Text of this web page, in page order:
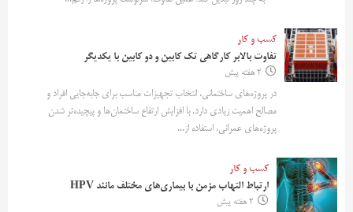
کسب و کار
تفاوت بالابر کارگاهی تک کابین و دو کابین با یکدیگر
2 هفته پیش
در پروژه‌های ساختمانی، انتخاب تجهیزات مناسب برای جابه‌جایی افراد و
مصالح اهمیت زیادی دارد. با افزایش ارتفاع ساختمان‌ها و پیچیده‌تر شدن
پروژه‌های عمرانی، استفاده از...
کسب و کار
ارتباط التهاب مزمن با بیماری‌های مختلف مانند HPV
2 هفته پیش